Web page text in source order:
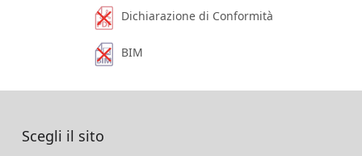
Dichiarazione di Conformità
BIM
Scegli il sito